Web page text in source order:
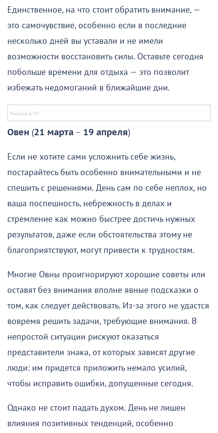
Единственное, на что стоит обратить внимание, —
это самочувствие, особенно если в последние
несколько дней вы уставали и не имели
возможности восстановить силы. Оставьте сегодня
побольше времени для отдыха — это позволит
избежать недомоганий в ближайшие дни.
Овен (21 марта – 19 апреля)
Если не хотите сами усложнить себе жизнь,
постарайтесь быть особенно внимательными и не
спешить с решениями. День сам по себе неплох, но
ваша поспешность, небрежность в делах и
стремление как можно быстрее достичь нужных
результатов, даже если обстоятельства этому не
благоприятствуют, могут привести к трудностям.
Многие Овны проигнорируют хорошие советы или
оставят без внимания вполне явные подсказки о
том, как следует действовать. Из-за этого не удастся
вовремя решить задачи, требующие внимания. В
непростой ситуации рискуют оказаться
представители знака, от которых зависят другие
люди: им придется приложить немало усилий,
чтобы исправить ошибки, допущенные сегодня.
Однако не стоит падать духом. День не лишен
влияния позитивных тенденций, особенно